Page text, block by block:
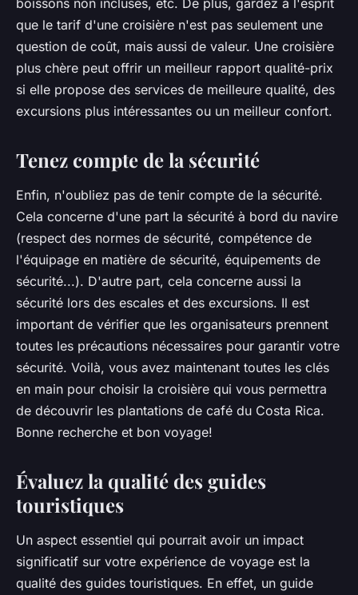
que le tarif d'une croisière n'est pas seulement une
question de coût, mais aussi de valeur. Une croisière
plus chère peut offrir un meilleur rapport qualité-prix
si elle propose des services de meilleure qualité, des
excursions plus intéressantes ou un meilleur confort.
Tenez compte de la sécurité
Enfin, n'oubliez pas de tenir compte de la sécurité.
Cela concerne d'une part la sécurité à bord du navire
(respect des normes de sécurité, compétence de
l'équipage en matière de sécurité, équipements de
sécurité...). D'autre part, cela concerne aussi la
sécurité lors des escales et des excursions. Il est
important de vérifier que les organisateurs prennent
toutes les précautions nécessaires pour garantir votre
sécurité. Voilà, vous avez maintenant toutes les clés
en main pour choisir la croisière qui vous permettra
de découvrir les plantations de café du Costa Rica.
Bonne recherche et bon voyage!
Évaluez la qualité des guides
touristiques
Un aspect essentiel qui pourrait avoir un impact
significatif sur votre expérience de voyage est la
qualité des guides touristiques. En effet, un guide